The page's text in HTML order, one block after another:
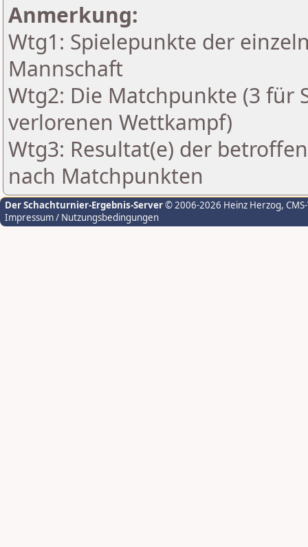
Anmerkung:
Wtg1: Spielepunkte der
Mannschaft
Wtg2: Die Matchpunkte (3 für
verlorenen Wettkampf)
Wtg3: Resultat(e) der
nach Matchpunkten
Der Schachturnier-Ergebnis-Server© 2006-2026 Heinz Herzog,
Impressum / Nutzungsbedingungen